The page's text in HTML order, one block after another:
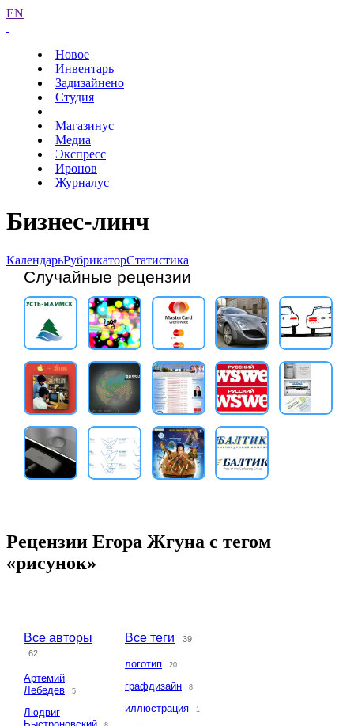
EN
Новое
Инвентарь
Задизайнено
Студия
Магазинус
Медиа
Экспресс
Иронов
Журналус
Бизнес-линч
КалендарьРубрикаторСтатистика
Случайные рецензии
Рецензии Егора Жгуна с тегом
«рисунок»
Все авторы
62
Артемий
Лебедев
5
Людвиг
Все теги 39
логотип 20
графдизайн 8
иллюстрация 1